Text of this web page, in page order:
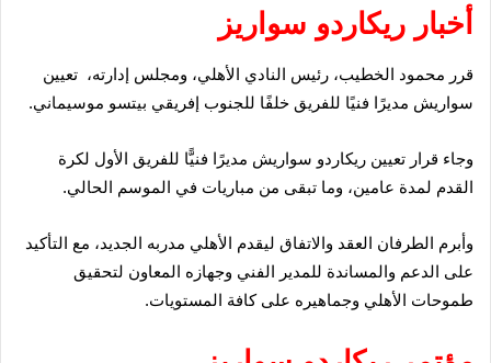
أخبار ريكاردو سواريز
قرر محمود الخطيب، رئيس النادي الأهلي، ومجلس إدارته، تعيين
سواريش مديرًا فنيًا للفريق خلفًا للجنوب إفريقي بيتسو موسيماني.
وجاء قرار تعيين ريكاردو سواريش مديرًا فنيًّا للفريق الأول لكرة
القدم لمدة عامين، وما تبقى من مباريات في الموسم الحالي.
وأبرم الطرفان العقد والاتفاق ليقدم الأهلي مدربه الجديد، مع التأكيد
على الدعم والمساندة للمدير الفني وجهازه المعاون لتحقيق
طموحات الأهلي وجماهيره على كافة المستويات.